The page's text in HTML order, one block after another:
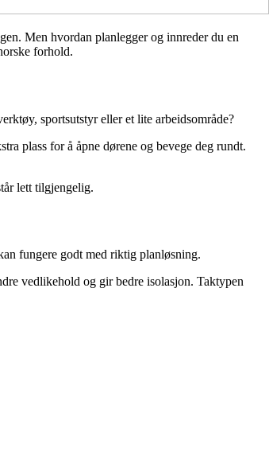
Men hvordan planlegger og innreder du en
forhold.
sportsutstyr eller et lite arbeidsområde?
plass for å åpne dørene og bevege deg rundt.
lett tilgjengelig.
fungere godt med riktig planløsning.
vedlikehold og gir bedre isolasjon. Taktypen